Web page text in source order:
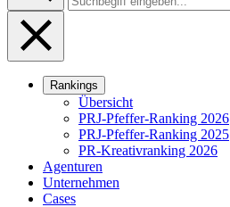
Rankings
Übersicht
PRJ-Pfeffer-Ranking 2026
PRJ-Pfeffer-Ranking 2025
PR-Kreativranking 2026
Agenturen
Unternehmen
Cases